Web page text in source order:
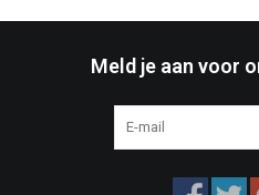
Meld je aan voor